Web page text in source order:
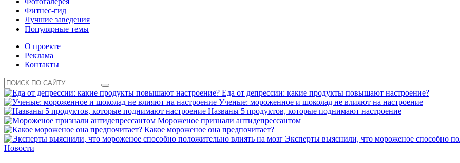
Фитнес-гид
Лучшие заведения
Популярные темы
О проекте
Реклама
Контакты
Еда от депрессии: какие продукты повышают настроение?
Ученые: мороженное и шоколад не влияют на настроение
Названы 5 продуктов, которые поднимают настроение
Мороженое признали антидепрессантом
Какое мороженое она предпочитает?
Эксперты выяснили, что мороженое способно
Новости